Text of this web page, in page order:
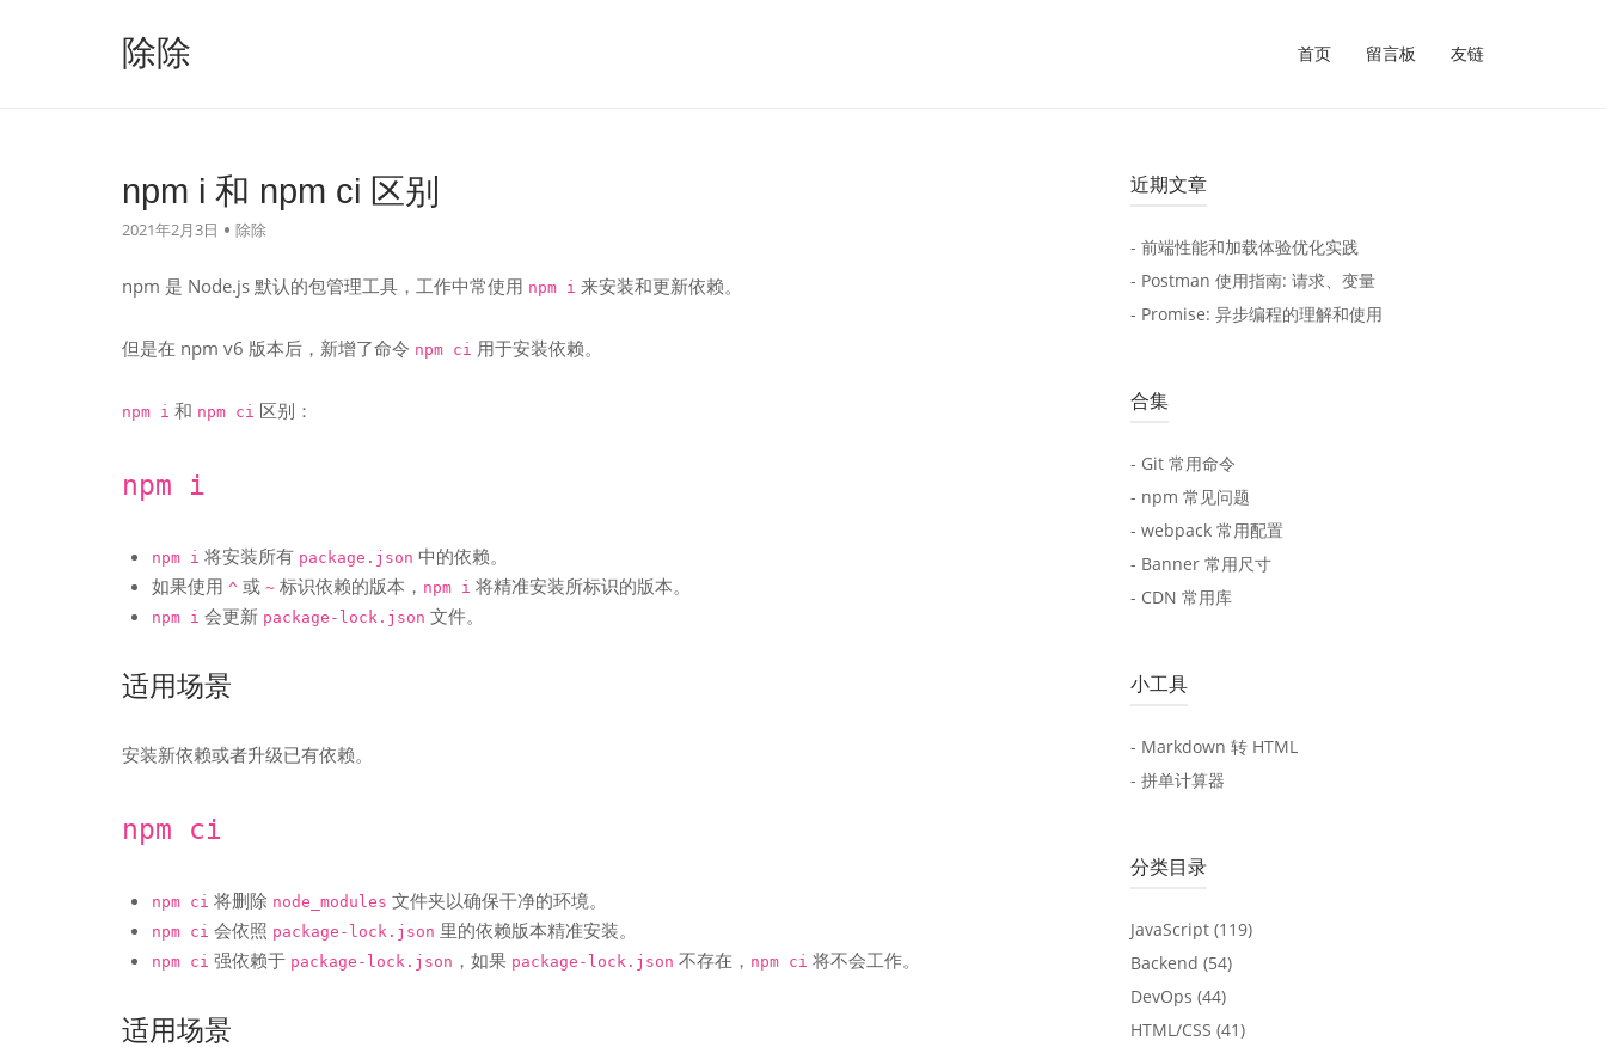
除除 首页 留言板 友链
npm i 和 npm ci 区别
2021年2月3日 除除
npm 是 Node.js 默认的包管理工具，工作中常使用 npm i 来安装和更新依赖。
但是在 npm v6 版本后，新增了命令 npm ci 用于安装依赖。
npm i 和 npm ci 区别：
npm i
npm i 将安装所有 package.json 中的依赖。
如果使用 ^ 或 ~ 标识依赖的版本， npm i 将精准安装所标识的版本。
npm i 会更新 package-lock.json 文件。
适用场景
安装新依赖或者升级已有依赖。
npm ci
npm ci 将删除 node_modules 文件夹以确保干净的环境。
npm ci 会依照 package-lock.json 里的依赖版本精准安装。
npm ci 强依赖于 package-lock.json ，如果 package-lock.json 不存在， npm ci 将不会工作。
适用场景
近期文章
- 前端性能和加载体验优化实践
- Postman 使用指南: 请求、变量
- Promise: 异步编程的理解和使用
合集
- Git 常用命令
- npm 常见问题
- webpack 常用配置
- Banner 常用尺寸
- CDN 常用库
小工具
- Markdown 转 HTML
- 拼单计算器
分类目录
JavaScript(119)
Backend (54)
DevOps (44)
HTML/CSS (41)